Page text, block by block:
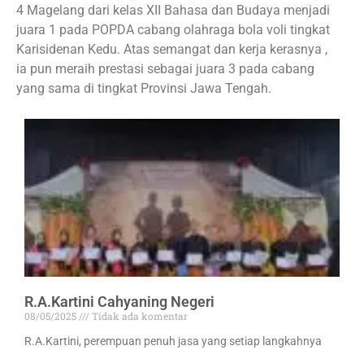
4 Magelang dari kelas XII Bahasa dan Budaya menjadi
juara 1 pada POPDA cabang olahraga bola voli tingkat
Karisidenan Kedu. Atas semangat dan kerja kerasnya ,
ia pun meraih prestasi sebagai juara 3 pada cabang
yang sama di tingkat Provinsi Jawa Tengah.
R.A.Kartini Cahyaning Negeri
08/05/2025
Tidak ada komentar
R.A.Kartini, perempuan penuh jasa yang setiap langkahnya